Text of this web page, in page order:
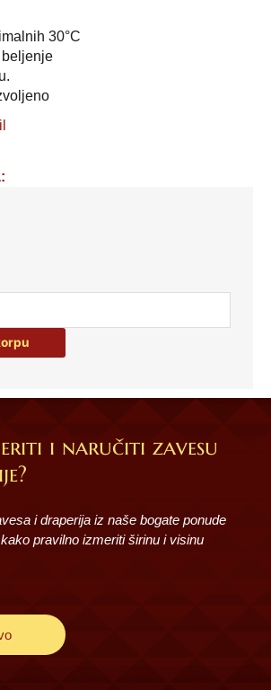
30°C
i naručiti zavesu
i draperija iz naše bogate ponude
pravilno izmeriti širinu i visinu